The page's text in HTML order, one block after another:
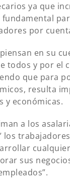
ya que
por
en su
todos y por
que para
resulta
y económicas.
a los
los
sus